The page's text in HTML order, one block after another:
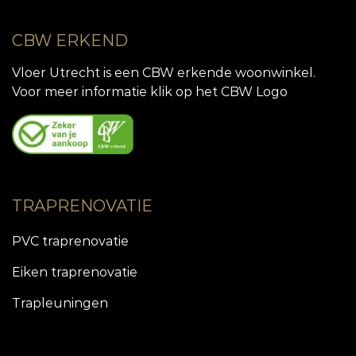
CBW ERKEND
Vloer Utrecht is een CBW erkende woonwinkel.
Voor meer informatie klik op het CBW Logo
TRAPRENOVATIE
PVC traprenovatie
Eiken traprenovatie
Trapleuningen